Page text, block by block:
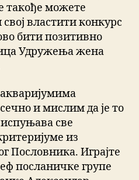
такође можете
властити конкурс
бити позитивно
Удружења жена
и мислим да је то
све
из
Пословника. Играјте
посланичке групе